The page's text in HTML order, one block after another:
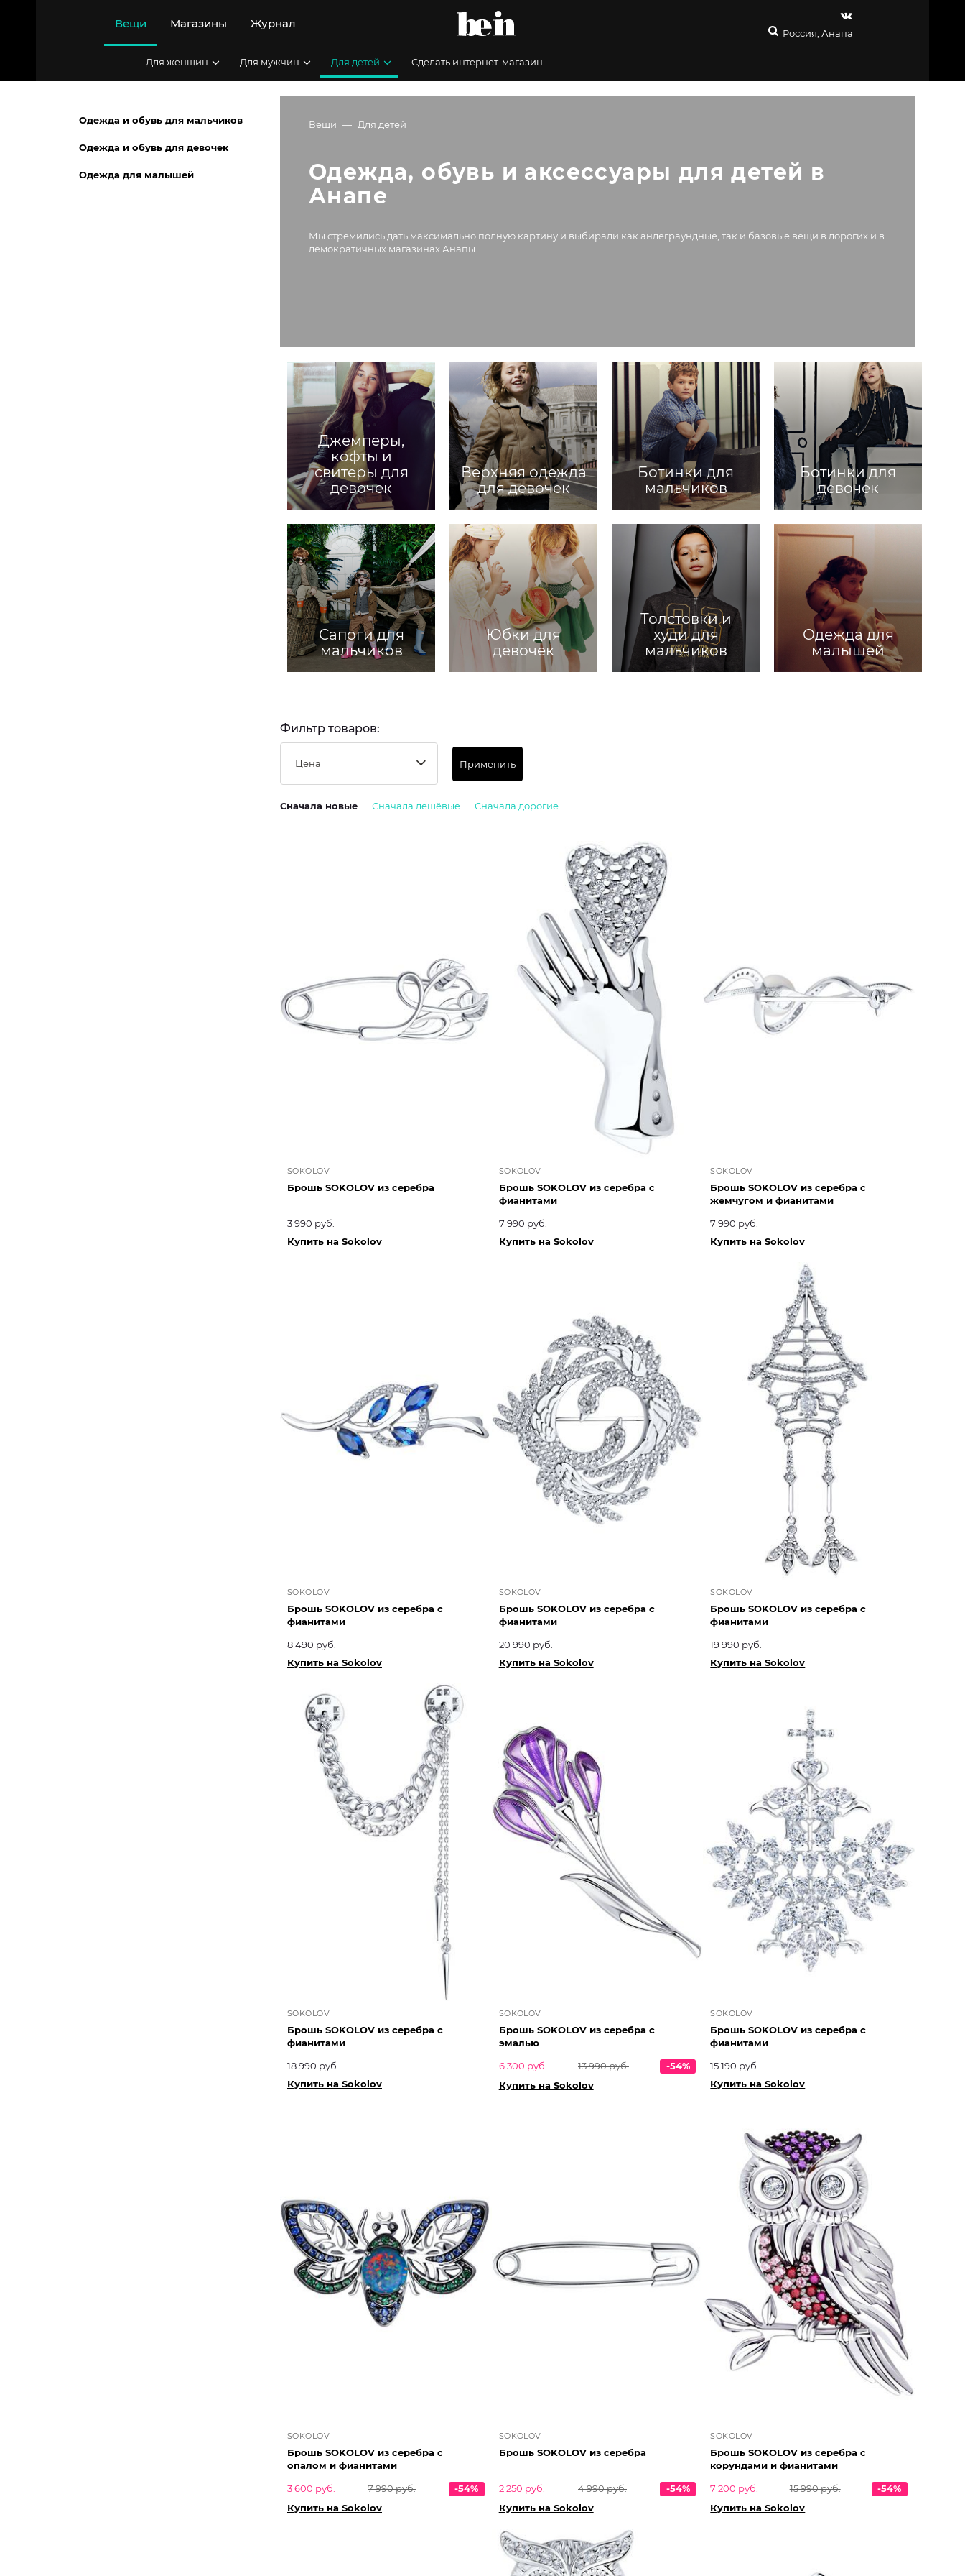
Вещи Магазины Журнал
Россия, Анапа
Для женщин Для мужчин Для детей Сделать интернет-магазин
Вещи Для детей
Одежда, обувь и аксессуары для детей в
Анапе
Мы стремились дать максимально полную картину и выбирали как андеграундные, так и базовые вещи в дорогих и в
демократичных магазинах Анапы
Джемперы,
кофты и
свитеры для
девочек
Верхняя одежда
для девочек
Ботинки для
мальчиков
Ботинки для
девочек
Сапоги для
мальчиков
Юбки для
девочек
Толстовки и
худи для
мальчиков
Одежда для
малышей
Фильтр товаров:
Цена Применить
Сначала новые Сначала дешёвые Сначала дорогие
SOKOLOV
Брошь SOKOLOV из серебра
3 990 руб.
Купить на Sokolov
SOKOLOV
Брошь SOKOLOV из серебра с
фианитами
7 990 руб.
Купить на Sokolov
SOKOLOV
Брошь SOKOLOV из серебра с
жемчугом и фианитами
7 990 руб.
Купить на Sokolov
SOKOLOV
Брошь SOKOLOV из серебра с
фианитами
8 490 руб.
Купить на Sokolov
SOKOLOV
Брошь SOKOLOV из серебра с
фианитами
20 990 руб.
Купить на Sokolov
SOKOLOV
Брошь SOKOLOV из серебра с
фианитами
19 990 руб.
Купить на Sokolov
SOKOLOV
Брошь SOKOLOV из серебра с
фианитами
18 990 руб.
Купить на Sokolov
SOKOLOV
Брошь SOKOLOV из серебра с
эмалью
6 300 руб.
13 990 руб.
-54%
Купить на Sokolov
SOKOLOV
Брошь SOKOLOV из серебра с
фианитами
15 190 руб.
Купить на Sokolov
SOKOLOV
Брошь SOKOLOV из серебра с
опалом и фианитами
3 600 руб.
7 990 руб.
-54%
Купить на Sokolov
SOKOLOV
Брошь SOKOLOV из серебра
2 250 руб. 4 990 руб.
-54%
Купить на Sokolov
SOKOLOV
Брошь SOKOLOV из серебра с
корундами и фианитами
7 200 руб.
15 990 руб.
-54%
Купить на Sokolov
Одежда и обувь для мальчиков
Одежда и обувь для девочек
Одежда для малышей